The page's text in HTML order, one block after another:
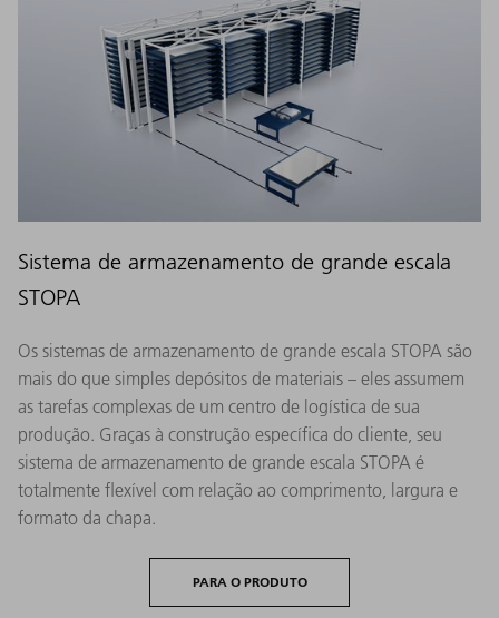
Sistema de armazenamento de grande escala
STOPA
Os sistemas de armazenamento de grande escala STOPA são
mais do que simples depósitos de materiais – eles assumem
as tarefas complexas de um centro de logística de sua
produção. Graças à construção específica do cliente, seu
sistema de armazenamento de grande escala STOPA é
totalmente flexível com relação ao comprimento, largura e
formato da chapa.
PARA O PRODUTO